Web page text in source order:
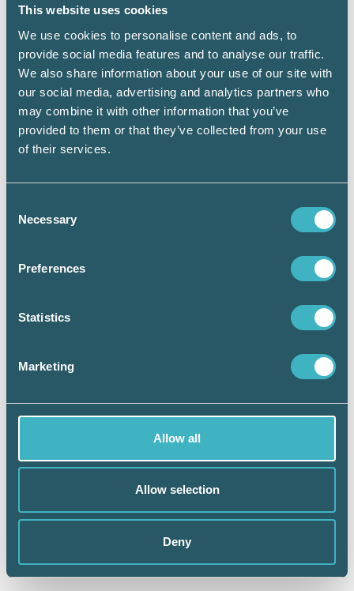
This website uses cookies
We use cookies to personalise content and ads, to
provide social media features and to analyse our traffic.
We also share information about your use of our site with
our social media, advertising and analytics partners who
may combine it with other information that you’ve
provided to them or that they’ve collected from your use
of their services.
Selection
Necessary
Preferences
Statistics
Marketing
Allow all
Allow selection
Deny
köpa den nya. I sådana fall kan köpet villkoras
på så vis att det bara gäller om köparen lyckas
sälja. Köpet får dock inte göras beroende av
sådant villkor under längre tid än två år från
den dag då köpehandlingen upprättades.
Saknas en uttrycklig bestämmelse i
köpehandlingen om hur länge villkoret ska
däremot avtalat om längre tid än två år, är
Parterna kan också komma överens om att
köparen inte får sälja fastigheten vidare eller
upplåta panträtt eller nyttjanderätt i den. För
Begränsningen i förfoganderätten antecknas i
fastighetsregistret i samband med att köparen
I övrigt gäller inga särskilda formkrav för
att de ska vara giltiga. Men alla
överenskommelser bör tas med i
en eventuell framtida tvist.
vittnen. Om bevittning saknas blir inte avtalet
ogiltigt men lagfart för köparen kan försenas.